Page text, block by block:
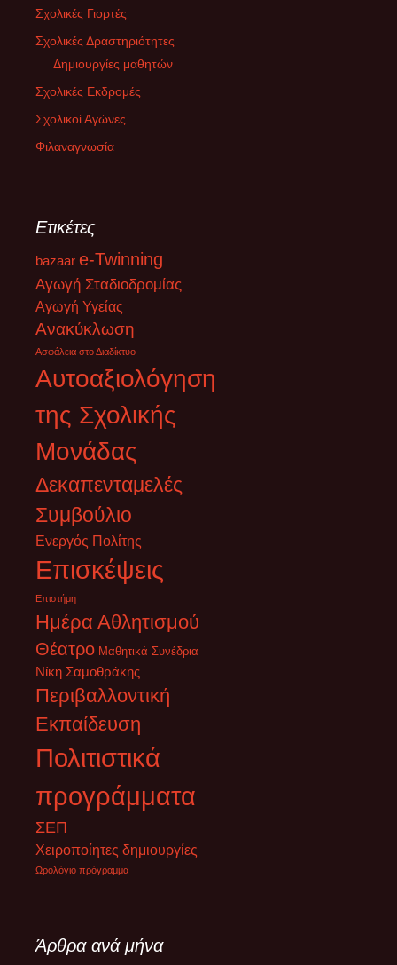
Σχολικές Γιορτές
Σχολικές Δραστηριότητες
Δημιουργίες μαθητών
Σχολικές Εκδρομές
Σχολικοί Αγώνες
Φιλαναγνωσία
Ετικέτες
bazaar e-Twinning
Αγωγή Σταδιοδρομίας
Αγωγή Υγείας
Ανακύκλωση
Ασφάλεια στο Διαδίκτυο
Αυτοαξιολόγηση
της Σχολικής
Μονάδας
Δεκαπενταμελές
Συμβούλιο
Ενεργός Πολίτης
Επισκέψεις
Επιστήμη
Ημέρα Αθλητισμού
Θέατρο Μαθητικά Συνέδρια
Νίκη Σαμοθράκης
Περιβαλλοντική
Εκπαίδευση
Πολιτιστικά
προγράμματα
ΣΕΠ
Χειροποίητες δημιουργίες
Ωρολόγιο πρόγραμμα
Άρθρα ανά μήνα